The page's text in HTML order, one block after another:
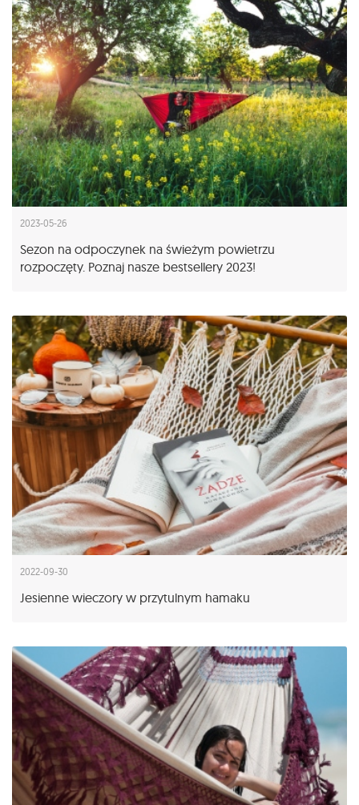
2023-05-26
Sezon na odpoczynek na świeżym powietrzu
rozpoczęty. Poznaj nasze bestsellery 2023!
2022-09-30
Jesienne wieczory w przytulnym hamaku